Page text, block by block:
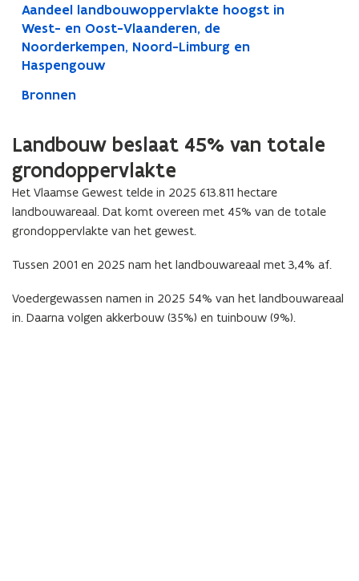
Aandeel landbouwoppervlakte hoogst in
West- en Oost-Vlaanderen, de
Noorderkempen, Noord-Limburg en
Haspengouw
Bronnen
Landbouw beslaat 45% van totale
grondoppervlakte
Het Vlaamse Gewest telde in 2025 613.811 hectare
landbouwareaal. Dat komt overeen met 45% van de totale
grondoppervlakte van het gewest.
Tussen 2001 en 2025 nam het landbouwareaal met 3,4% af.
Voedergewassen namen in 2025 54% van het landbouwareaal
in. Daarna volgen akkerbouw (35%) en tuinbouw (9%).